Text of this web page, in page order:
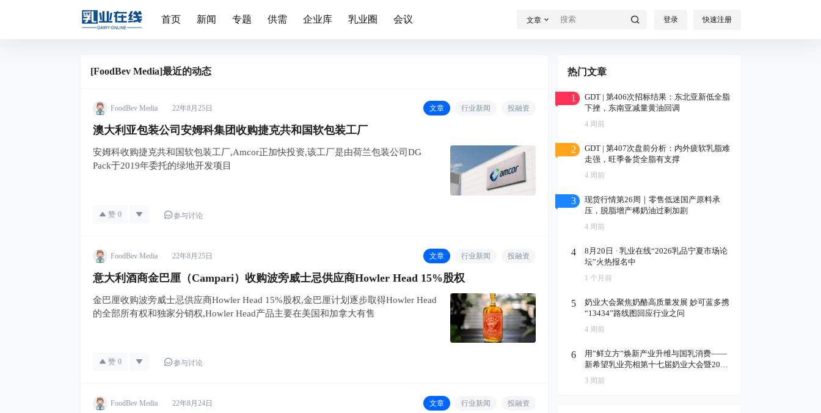
首页 新闻 专题 供需 企业库 乳业圈 会议 文章 登录 快速注册
[FoodBev Media]最近的动态
FoodBev Media 22年8月25日 文章 行业新闻 投融资
澳大利亚包装公司安姆科集团收购捷克共和国软包装工厂
安姆科收购捷克共和国软包装工厂,Amcor正加快投资,该工厂是由荷兰包装公司DG
Pack于2019年委托的绿地开发项目
赞 0 参与讨论
FoodBev Media 22年8月25日 文章 行业新闻 投融资
意大利酒商金巴厘（Campari）收购波旁威士忌供应商Howler Head 15%股权
金巴厘收购波旁威士忌供应商Howler Head 15%股权,金巴厘计划逐步取得Howler Head
的全部所有权和独家分销权,Howler Head产品主要在美国和加拿大有售
赞 0 参与讨论
FoodBev Media 22年8月24日 文章 行业新闻 投融资
热门文章
1
GDT | 第406次招标结果：东北亚新低全脂
下挫，东南亚减量黄油回调
4 周前
2
GDT | 第407次盘前分析：内外疲软乳脂难
走强，旺季备货全脂有支撑
4 周前
3
现货行情第26周｜零售低迷国产原料承
压，脱脂增产稀奶油过剩加剧
4 周前
4
8月20日 · 乳业在线“2026乳品宁夏市场论
坛”火热报名中
1 个月前
5
奶业大会聚焦奶酪高质量发展 妙可蓝多携
“13434”路线图回应行业之问
4 周前
6
用”鲜立方”焕新产业升维与国乳消费——
新希望乳业亮相第十七届奶业大会暨2026
国民乳品消费周
3 周前